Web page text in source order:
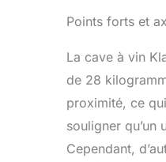
Points forts et
La cave à vin
de 28
proximité, ce
souligner qu’un
Cependant,